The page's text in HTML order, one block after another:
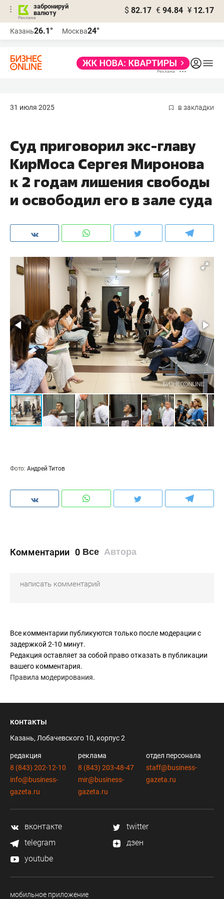
забронируй
валюту
$ 82.17 € 94.84 ¥ 12.17
Казань26.1° Москва24°
31 июля 2025 в закладки
Суд приговорил экс-главу
КирМоса Сергея Миронова
к 2 годам лишения свободы
и освободил его в зале суда
Фото: Андрей Титов
Комментарии 0 Все Автора
Все комментарии публикуются только после модерации с
задержкой 2-10 минут.
Редакция оставляет за собой право отказать в публикации
вашего комментария.
Правила модерирования.
контакты
Казань, Лобачевского 10, корпус 2
редакция
8 (843) 202-12-10
info@business-
gazeta.ru
реклама
8 (843) 203-48-47
mir@business-
gazeta.ru
отдел персонала
staff@business-
gazeta.ru
вконтакте
twitter
telegram
дзен
youtube
мобильное приложение